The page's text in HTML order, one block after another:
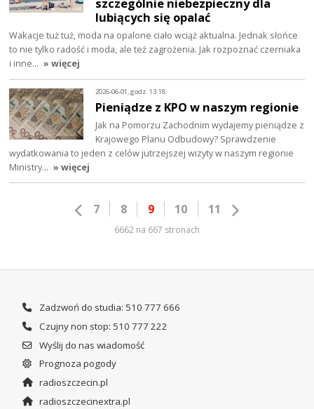
lubiących się opalać
Wakacje tuż tuż, moda na opalone ciało wciąż aktualna. Jednak słońce
to nie tylko radość i moda, ale też zagrożenia. Jak rozpoznać czerniaka
i inne… » więcej
2026-06-01, godz. 13:18
Pieniądze z KPO w naszym regionie
Jak na Pomorzu Zachodnim wydajemy pieniądze z
Krajowego Planu Odbudowy? Sprawdzenie
wydatkowania to jeden z celów jutrzejszej wizyty w naszym regionie
Ministry… » więcej
7 8 9 10 11
6662 na 667 stronach
Zadzwoń do studia: 510 777 666
Czujny non stop: 510 777 222
Wyślij do nas wiadomość
Prognoza pogody
radioszczecin.pl
radioszczecinextra.pl